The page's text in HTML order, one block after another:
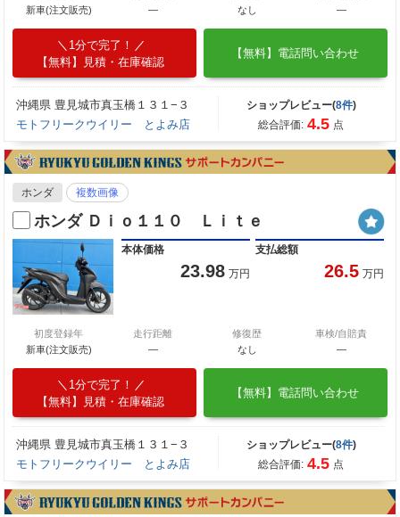
新車(注文販売)
―
なし
―
1分で完了！
【無料】見積・在庫確認
【無料】電話問い合わせ
沖縄県 豊見城市真玉橋１３１−３
モトフリークウイリー とよみ店
ショップレビュー(8件)
総合評価: 4.5 点
ホンダ 複数画像
ホンダ Ｄｉｏ１１０ Ｌｉｔｅ
本体価格
23.98 万円
支払総額
26.5 万円
初度登録年
新車(注文販売)
走行距離
―
修復歴
なし
車検/自賠責
―
1分で完了！
【無料】見積・在庫確認
【無料】電話問い合わせ
沖縄県 豊見城市真玉橋１３１−３
モトフリークウイリー とよみ店
ショップレビュー(8件)
総合評価: 4.5 点